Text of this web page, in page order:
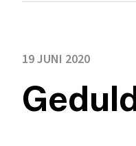
19 JUNI 2020